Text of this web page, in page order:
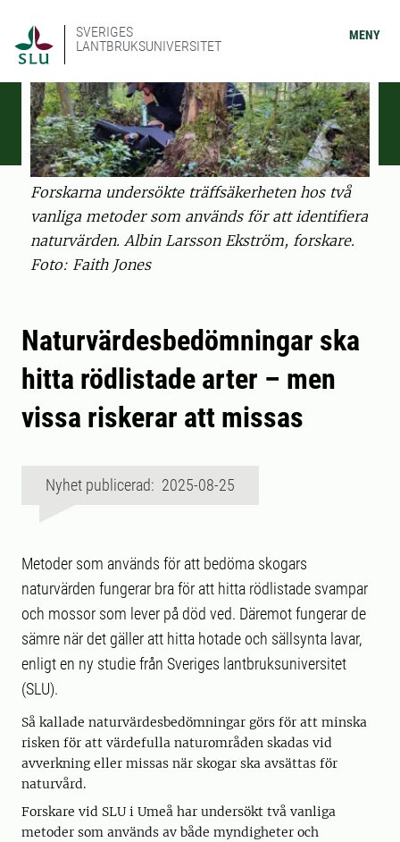
SVERIGES
LANTBRUKSUNIVERSITET
MENY
Forskarna undersökte träffsäkerheten hos två
vanliga metoder som används för att identifiera
naturvärden. Albin Larsson Ekström, forskare.
Foto: Faith Jones
Naturvärdesbedömningar ska
hitta rödlistade arter – men
vissa riskerar att missas
Nyhet publicerad: 2025-08-25
Metoder som används för att bedöma skogars
naturvärden fungerar bra för att hitta rödlistade svampar
och mossor som lever på död ved. Däremot fungerar de
sämre när det gäller att hitta hotade och sällsynta lavar,
enligt en ny studie från Sveriges lantbruksuniversitet
(SLU).
Så kallade naturvärdesbedömningar görs för att minska
risken för att värdefulla naturområden skadas vid
avverkning eller missas när skogar ska avsättas för
naturvård.
Forskare vid SLU i Umeå har undersökt två vanliga
metoder som används av både myndigheter och